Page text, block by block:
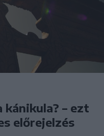
– ezt
előrejelzés